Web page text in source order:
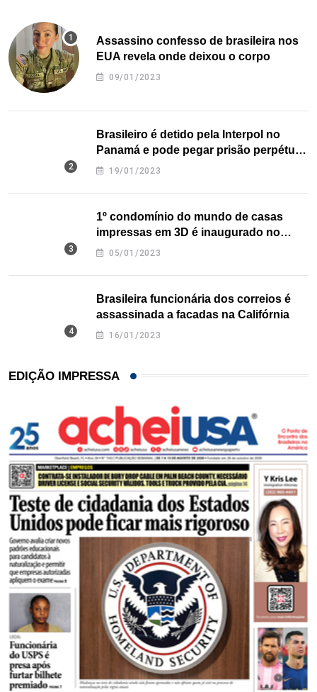
Assassino confesso de brasileira nos
EUA revela onde deixou o corpo
09/01/2023
Brasileiro é detido pela Interpol no
Panamá e pode pegar prisão perpétua
nos EUA
19/01/2023
1º condomínio do mundo de casas
impressas em 3D é inaugurado no
Texas
05/01/2023
Brasileira funcionária dos correios é
assassinada a facadas na Califórnia
16/01/2023
EDIÇÃO IMPRESSA